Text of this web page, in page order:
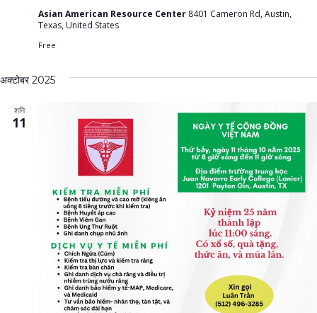
Asian American Resource Center 8401 Cameron Rd, Austin,
Texas, United States
Free
अक्टोबर 2025
शनि
11